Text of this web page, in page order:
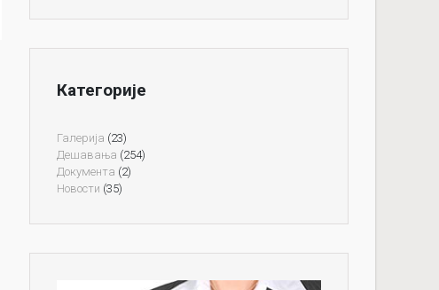
Категорије
Галерија (23)
Дешавања (254)
Документа (2)
Новости (35)